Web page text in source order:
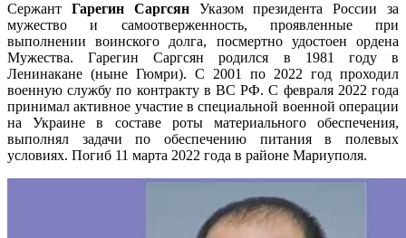
Сержант Гарегин СаргсянУказом президента России за
мужество и самоотверженность, проявленные при
выполнении воинского долга, посмертно удостоен ордена
Мужества. Гарегин Саргсян родился в 1981 году в
Ленинакане (ныне Гюмри). С 2001 по 2022 год проходил
военную службу по контракту в ВС РФ. С февраля 2022 года
принимал активное участие в специальной военной операции
на Украине в составе роты материального обеспечения,
выполнял задачи по обеспечению питания в полевых
условиях. Погиб 11 марта 2022 года в районе Мариуполя.